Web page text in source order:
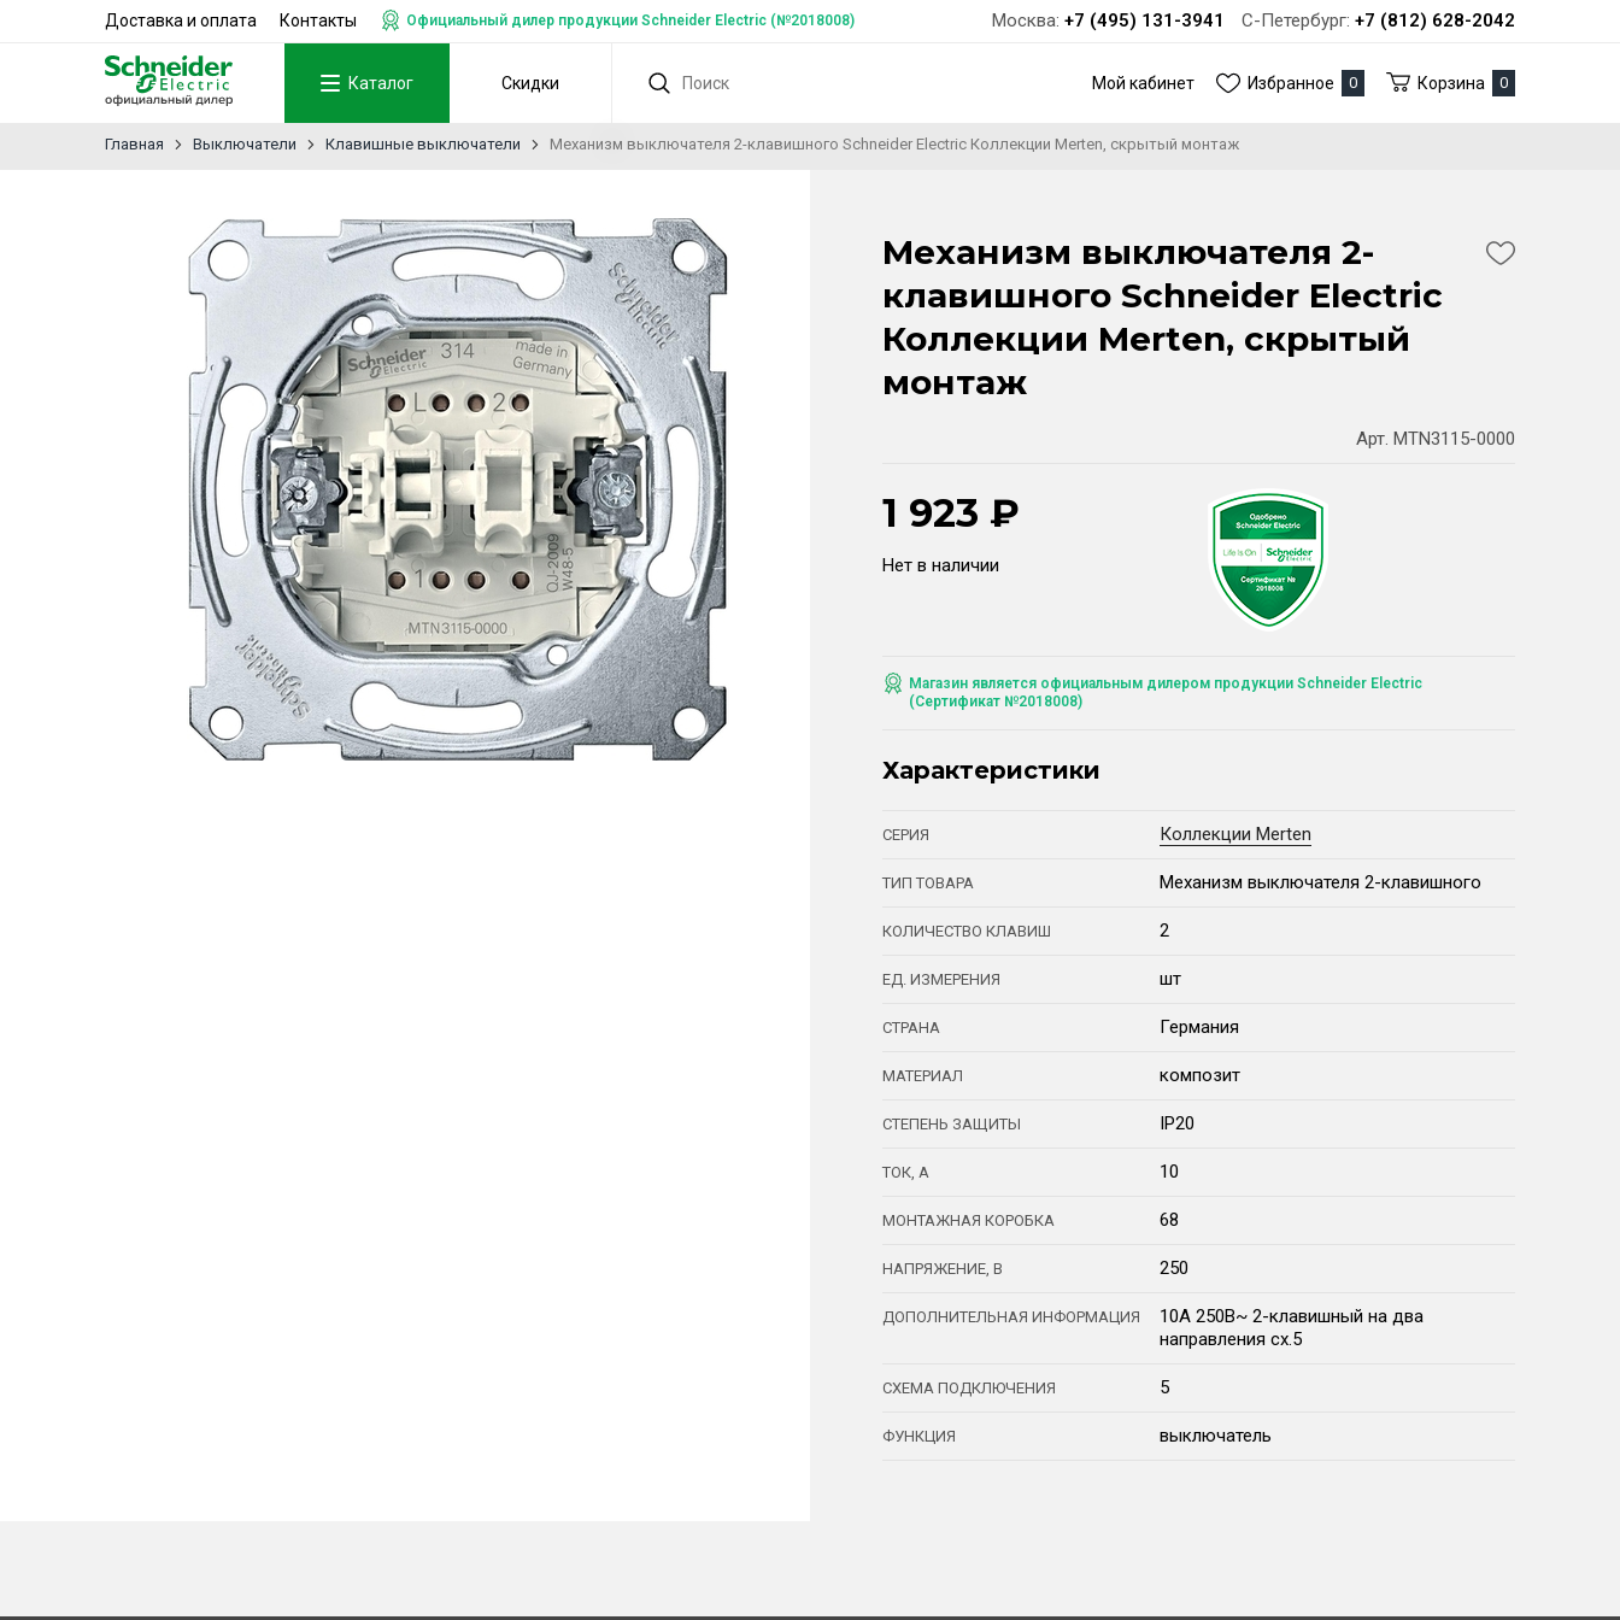
Доставка и оплата Контакты Официальный дилер продукции Schneider Electric (№2018008) Москва: +7 (495) 131-3941 С-Петербург: +7 (812) 628-2042
Каталог Скидки Мой кабинет Избранное 0 Корзина 0
Главная Выключатели Клавишные выключатели Механизм выключателя 2-клавишного Schneider Electric Коллекции Merten, скрытый монтаж
Механизм выключателя 2-
клавишного Schneider Electric
Коллекции Merten, скрытый
монтаж
Арт. MTN3115-0000
1 923 ₽
Нет в наличии
Магазин является официальным дилером продукции Schneider Electric
(Сертификат №2018008)
Характеристики
СЕРИЯ Коллекции Merten
ТИП ТОВАРА Механизм выключателя 2-клавишного
КОЛИЧЕСТВО КЛАВИШ 2
ЕД. ИЗМЕРЕНИЯ шт
СТРАНА Германия
МАТЕРИАЛ композит
СТЕПЕНЬ ЗАЩИТЫ IP20
ТОК, А 10
МОНТАЖНАЯ КОРОБКА 68
НАПРЯЖЕНИЕ, В 250
ДОПОЛНИТЕЛЬНАЯ ИНФОРМАЦИЯ
10А 250В~ 2-клавишный на два
направления сх.5
СХЕМА ПОДКЛЮЧЕНИЯ 5
ФУНКЦИЯ выключатель